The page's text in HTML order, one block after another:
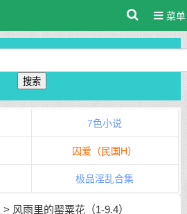
菜单
搜索
7色小说
囚爱（民国H）
极品淫乱合集
风雨里的罂粟花（1-9.4）